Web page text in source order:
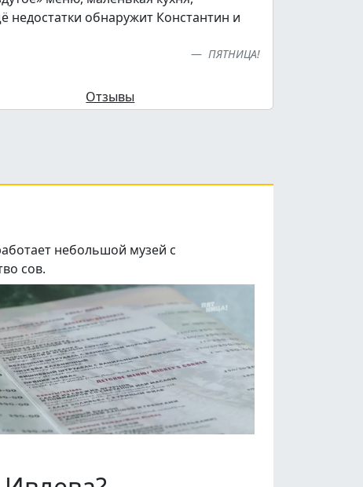
обнаружит Константин и
ПЯТНИЦА!
Отзывы
небольшой музей с
сов.